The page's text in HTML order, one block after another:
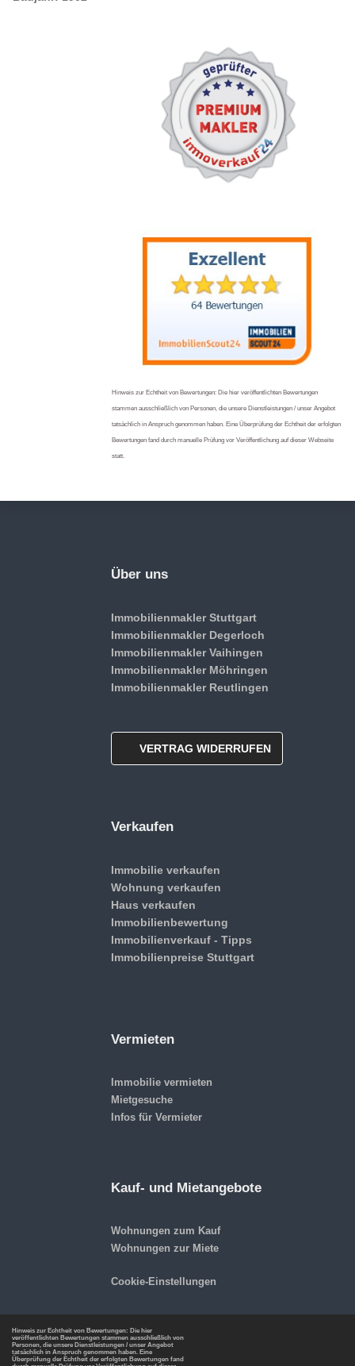
Hinweis zur Echtheit von Bewertungen: Die hier veröffentlichten Bewertungen
stammen ausschließlich von Personen, die unsere Dienstleistungen / unser Angebot
tatsächlich in Anspruch genommen haben. Eine Überprüfung der Echtheit der erfolgten
Bewertungen fand durch manuelle Prüfung vor Veröffentlichung auf dieser Webseite
statt.
Über uns
Immobilienmakler Stuttgart
Immobilienmakler Degerloch
Immobilienmakler Vaihingen
Immobilienmakler Möhringen
Immobilienmakler Reutlingen
VERTRAG WIDERRUFEN
Verkaufen
Immobilie verkaufen
Wohnung verkaufen
Haus verkaufen
Immobilienbewertung
Immobilienverkauf - Tipps
Immobilienpreise Stuttgart
Vermieten
Immobilie vermieten
Mietgesuche
Infos für Vermieter
Kauf- und Mietangebote
Wohnungen zum Kauf
Wohnungen zur Miete
Cookie-Einstellungen
Hinweis zur Echtheit von Bewertungen: Die hier
veröffentlichten Bewertungen stammen ausschließlich von
Personen, die unsere Dienstleistungen / unser Angebot
tatsächlich in Anspruch genommen haben. Eine
Überprüfung der Echtheit der erfolgten Bewertungen fand